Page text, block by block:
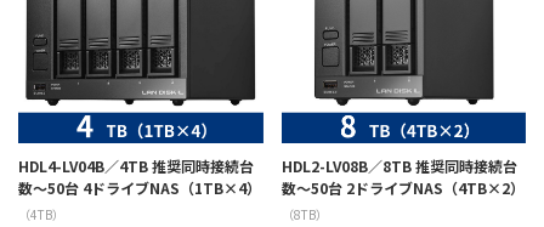
HDL4-LV04B／4TB 推奨同時接続台
数～50台 4ドライブNAS（1TB×4）
（4TB）
HDL2-LV08B／8TB 推奨同時接続台
数～50台 2ドライブNAS（4TB×2）
（8TB）